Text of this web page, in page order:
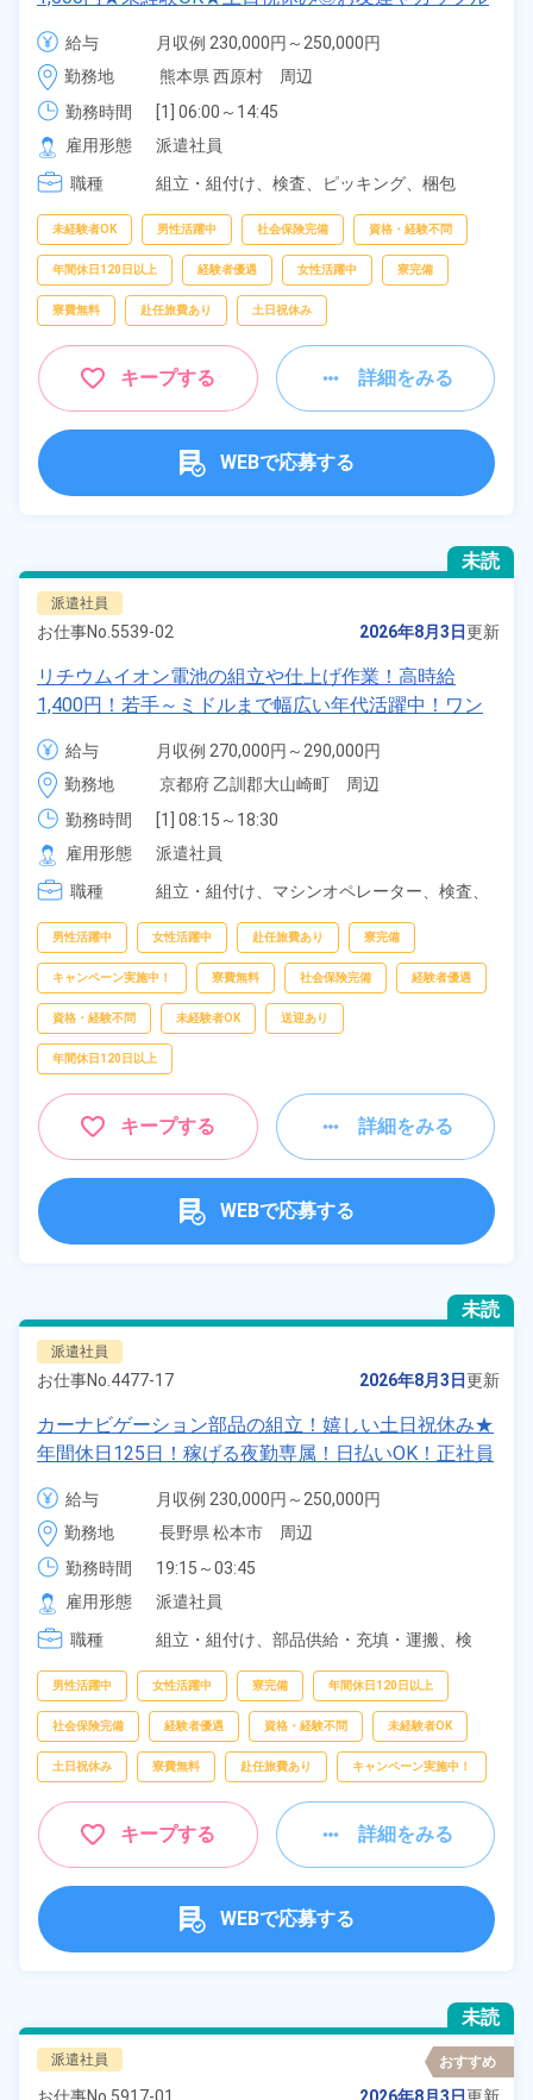
同士での応募OK！クリーンルーム内作業◎就業先食
堂利用可★マイカー通勤可＆無料駐車場完備◎《熊本
県阿蘇郡西原村》
給与
月収例 230,000円～250,000円
時給 1,500円～1,500円
勤務地
熊本県 西原村　周辺
勤務時間
[1] 06:00～14:45
[2] 08:30～17:15
[3] 14:15～23:00
[4] 23:15～07:00
雇用形態
派遣社員
職種
組立・組付け、 検査、 ピッキング、 梱包
未経験者OK 男性活躍中 社会保険完備 資格・経験不問
年間休日120日以上 経験者優遇 女性活躍中 寮完備
寮費無料 赴任旅費あり 土日祝休み
キープする 詳細をみる
WEBで応募する
未読
派遣社員
お仕事No. 5539-02 2026年8月3日更新
リチウムイオン電池の組立や仕上げ作業！高時給
1,400円！若手～ミドルまで幅広い年代活躍中！ワン
ルーム寮完備＆赴任寮費会社負担！正社員登用制度あ
り◎日払いOK！《京都府大山崎町》
給与
月収例 270,000円～290,000円
時給 1,400円～1,400円
勤務地
京都府 乙訓郡大山崎町　周辺
勤務時間
[1] 08:15～18:30
[2] 20:15～06:30
[3] 08:15～17:00
[4] 20:15～05:00
雇用形態
派遣社員
職種
組立・組付け、 マシンオペレーター、 検査、
男性活躍中 女性活躍中 赴任旅費あり 寮完備
キャンペーン実施中！ 寮費無料 社会保険完備 経験者優遇
資格・経験不問 未経験者OK 送迎あり
年間休日120日以上
キープする 詳細をみる
WEBで応募する
未読
派遣社員
お仕事No. 4477-17 2026年8月3日更新
カーナビゲーション部品の組立！嬉しい土日祝休み★
年間休日125日！稼げる夜勤専属！日払いOK！正社員
登用制度あり！マイカー通勤OK！《長野県松本市》
給与
月収例 230,000円～250,000円
時給 1,230円～1,230円
勤務地
長野県 松本市　周辺
勤務時間
19:15～03:45
雇用形態
派遣社員
職種
組立・組付け、 部品供給・充填・運搬、 検
男性活躍中 女性活躍中 寮完備 年間休日120日以上
社会保険完備 経験者優遇 資格・経験不問 未経験者OK
土日祝休み 寮費無料 赴任旅費あり キャンペーン実施中！
キープする 詳細をみる
WEBで応募する
未読
派遣社員 おすすめ